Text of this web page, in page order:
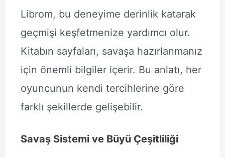
Librom, bu deneyime derinlik katarak
geçmişi keşfetmenize yardımcı olur.
Kitabın sayfaları, savaşa hazırlanmanız
için önemli bilgiler içerir. Bu anlatı, her
oyuncunun kendi tercihlerine göre
farklı şekillerde gelişebilir.
Savaş Sistemi ve Büyü Çeşitliliği